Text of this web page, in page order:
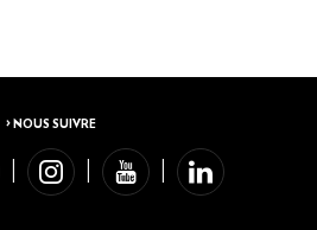
> NOUS SUIVRE